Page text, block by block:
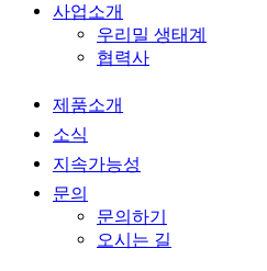
사업소개
우리밀 생태계
협력사
제품소개
소식
지속가능성
문의
문의하기
오시는 길